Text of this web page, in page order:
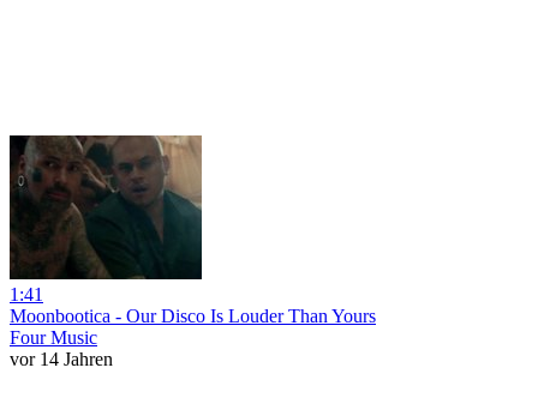
1:41
Moonbootica - Our Disco Is Louder Than Yours
Four Music
vor 14 Jahren